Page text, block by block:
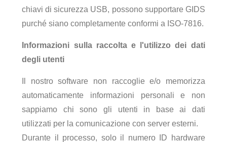
chiavi di sicurezza USB, possono supportare GIDS
purché siano completamente conformi a ISO-7816.
Informazioni sulla raccolta e l'utilizzo dei dati
degli utenti
Il nostro software non raccoglie e/o memorizza
automaticamente informazioni personali e non
sappiamo chi sono gli utenti in base ai dati
utilizzati per la comunicazione con server esterni.
Durante il processo, solo il numero ID hardware